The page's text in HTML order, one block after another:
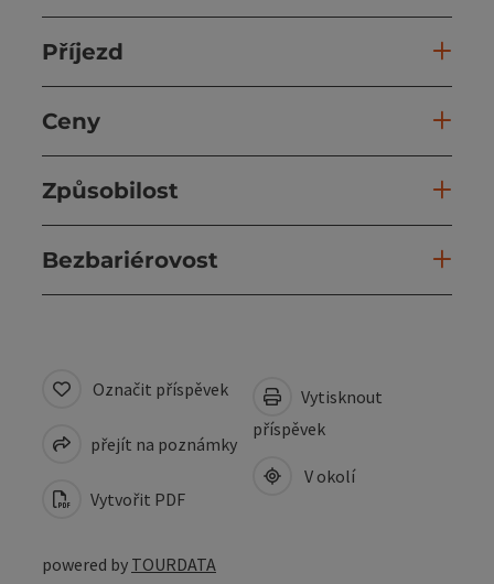
Příjezd
Ceny
Způsobilost
Bezbariérovost
Označit příspěvek
přejít na poznámky
Vytvořit PDF
Vytisknout
příspěvek
V okolí
powered by TOURDATA